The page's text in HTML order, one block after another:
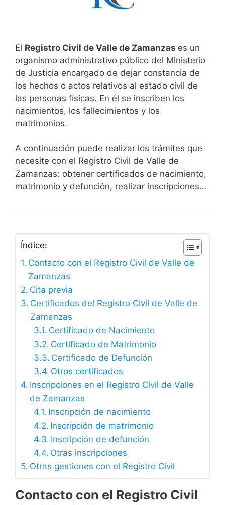
El Registro Civil de Valle de Zamanzas es un
organismo administrativo público del Ministerio
de Justicia encargado de dejar constancia de
los hechos o actos relativos al estado civil de
las personas físicas. En él se inscriben los
nacimientos, los fallecimientos y los
matrimonios.
A continuación puede realizar los trámites que
necesite con el Registro Civil de Valle de
Zamanzas: obtener certificados de nacimiento,
matrimonio y defunción, realizar inscripciones…
Índice:
Contacto con el Registro Civil de Valle de
Zamanzas
Cita previa
Certificados del Registro Civil de Valle de
Zamanzas
Certificado de Nacimiento
Certificado de Matrimonio
Certificado de Defunción
Otros certificados
Inscripciones en el Registro Civil de Valle
de Zamanzas
Inscripción de nacimiento
Inscripción de matrimonio
Inscripción de defunción
Otras inscripciones
Otras gestiones con el Registro Civil
Contacto con el Registro Civil